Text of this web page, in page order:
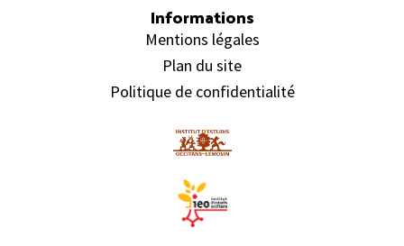
Informations
Mentions légales
Plan du site
Politique de confidentialité